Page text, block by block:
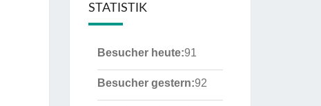
STATISTIK
Besucher heute:91
Besucher gestern:92